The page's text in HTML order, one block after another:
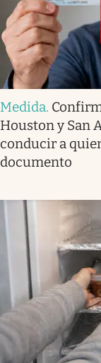
Medida.
Houston y San
conducir a
documento